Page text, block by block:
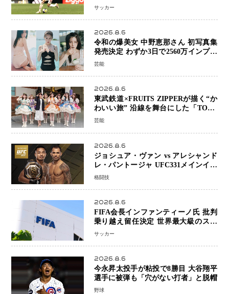
前 メディカルチェックも通過
サッカー
2026.8.6
令和の爆美女 中野恵那さん 初写真集
発売決定 わずか3日で2560万インプレ
ッションを記録した話題の美貌を凝縮
芸能
2026.8.6
東武鉄道×FRUITS ZIPPERが描く“か
わいい旅” 沿線を舞台にした「TOBU
KAWAII PROJECT」が開幕
芸能
2026.8.6
ジョシュア・ヴァン vs アレシャンド
レ・パントージャ UFC331メインイベ
ントで再戦決定 「完全決着」に世界
王座挑戦は再び遠のく
格闘技
2026.8.6
FIFA会長インファンティーノ氏 批判
乗り越え留任決定 世界最大級のスポ
ーツ組織を支える「権威」は揺るがず
サッカー
2026.8.6
今永昇太投手が粘投で8勝目 大谷翔平
選手に被弾も「穴がない打者」と脱帽
野球